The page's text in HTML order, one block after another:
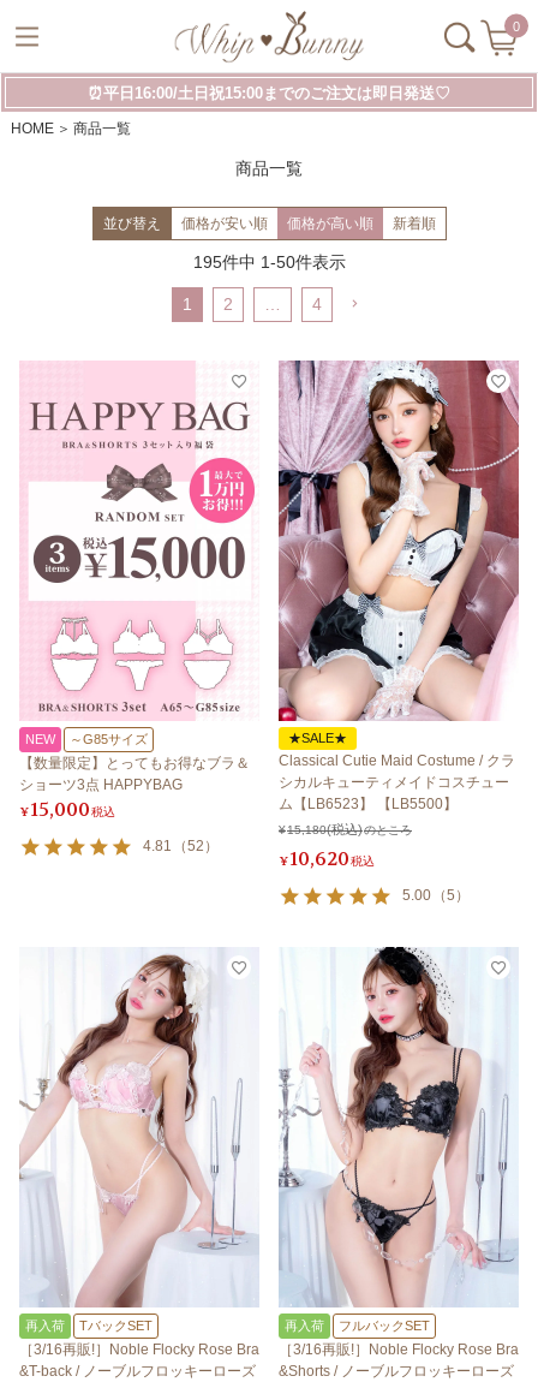
0
⏰平日16:00/土日祝15:00までのご注文は即日発送♡
HOME 商品一覧
商品一覧
並び替え 価格が安い順 価格が高い順 新着順
195件中 1-50件表示
1 2 4
NEW ～G85サイズ
【数量限定】とってもお得なブラ＆
ショーツ3点 HAPPYBAG
¥15,000税込
4.81 （52 ）
★SALE★
Classical Cutie Maid Costume / クラ
シカルキューティメイドコスチュー
ム【LB6523】 【LB5500】
¥15,180 のところ
¥10,620税込
5.00 （5 ）
再入荷 TバックSET
［3/16再販!］Noble Flocky Rose Bra
&T-back / ノーブルフロッキーローズ
再入荷 フルバックSET
［3/16再販!］Noble Flocky Rose Bra
&Shorts / ノーブルフロッキーローズ